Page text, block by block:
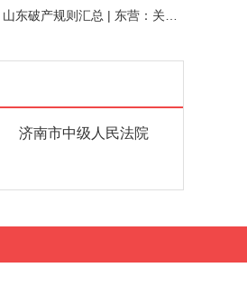
济南市中级人民法院